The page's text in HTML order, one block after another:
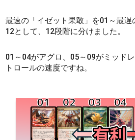
最速の「イゼット果敢」を01～最
12として、12段階に分けました。
01～04がアグロ、05～09がミッド
トロールの速度ですね。